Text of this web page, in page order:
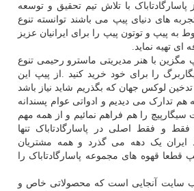
با تلاش تیم تحقیق و توسعه
های دنیای پیپ می باشند توانسته تنوع
به پیپ و توتون پیپ را برای ایرانیان عزیز
تهیه نماید.
مگزین با هنر مدیریتی ماسترو رحیمی تنوع
را برای خود خرید کنید .از پیپ این
لوکس جهان که بگذریم شاید نیاز باشد
تدارک می دیدیم و ادواتی عوام پسندانه
سیگارپیچ را هم فراهم نمائیم و از همه مهم
و فقط اصلی در پاسارگادتاباک تنها
ایران یک دهه می گذرد و همه مشتریان
قطعا قهوه های مجموعه پاسارگادتاباک را
سایت آنجایی است که محصولاتی خاص و